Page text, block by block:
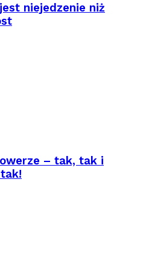
niejedzenie niż
– tak, tak i